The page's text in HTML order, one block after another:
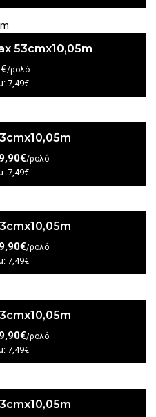
53cmx10,05m
/ρολό
7,49€
/ρολό
7,49€
/ρολό
7,49€
/ρολό
7,49€